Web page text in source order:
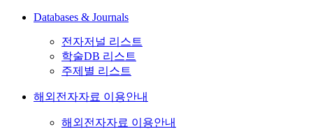
Databases & Journals
전자저널 리스트
학술DB 리스트
주제별 리스트
해외전자자료 이용안내
해외전자자료 이용안내